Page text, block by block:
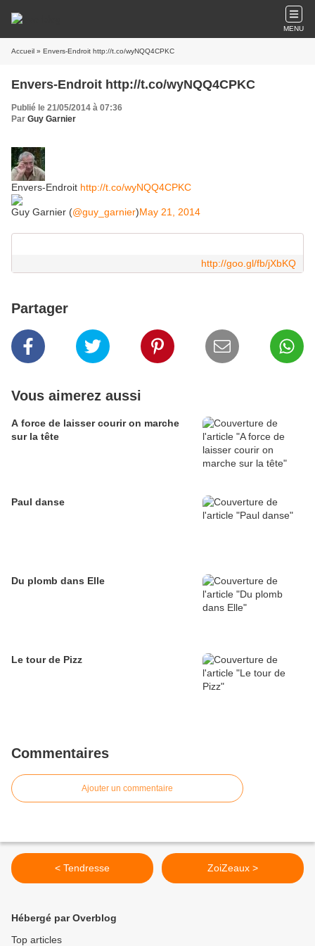
MENU
Accueil » Envers-Endroit http://t.co/wyNQQ4CPKC
Envers-Endroit http://t.co/wyNQQ4CPKC
Publié le 21/05/2014 à 07:36
Par Guy Garnier
Envers-Endroit http://t.co/wyNQQ4CPKC
Guy Garnier (@guy_garnier)May 21, 2014
http://goo.gl/fb/jXbKQ
Partager
Vous aimerez aussi
A force de laisser courir on marche
sur la tête
Paul danse
Du plomb dans Elle
Le tour de Pizz
Commentaires
Ajouter un commentaire
< Tendresse ZoiZeaux >
Hébergé par Overblog
Top articles